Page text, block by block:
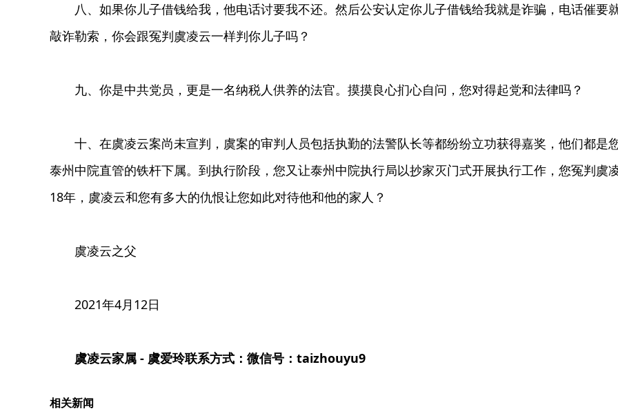
八、如果你儿子借钱给我，他电话讨要我不还。然后公安认定你儿子借钱给我就是诈骗，电话催要
敲诈勒索，你会跟冤判虞凌云一样判你儿子吗？
九、你是中共党员，更是一名纳税人供养的法官。摸摸良心扪心自问，您对得起党和法律吗？
十、在虞凌云案尚未宣判，虞案的审判人员包括执勤的法警队长等都纷纷立功获得嘉奖，他们都是
泰州中院直管的铁杆下属。到执行阶段，您又让泰州中院执行局以抄家灭门式开展执行工作，您冤判虞
18年，虞凌云和您有多大的仇恨让您如此对待他和他的家人？
虞凌云之父
2021年4月12日
虞凌云家属 - 虞爱玲联系方式：微信号：taizhouyu9
相关新闻